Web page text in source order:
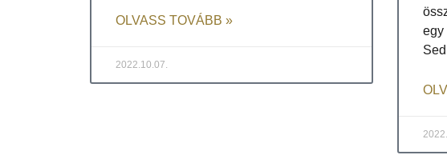
OLVASS TOVÁBB »
2022.10.07.
egy